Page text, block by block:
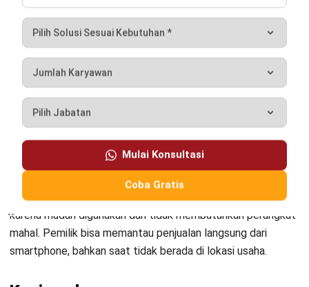
Mulai Konsultasi
Coba Gratis
3. Klinik atau Apotek
Cloud POS juga bermanfaat di bidang kesehatan. Saat
pasien membeli obat, sistem mencatat transaksi sekaligus
memperbarui stok obat di gudang. Pemilik apotek dapat
langsung melihat laporan penjualan harian dan kebutuhan
restok, tanpa harus melakukan pencatatan manual yang
4. Coffee Shop atau Kedai Kecil
Bisnis skala kecil seperti coffee shop memanfaatkan POS
karena mudah digunakan dan tidak membutuhkan perangkat
mahal. Pemilik bisa memantau penjualan langsung dari
smartphone, bahkan saat tidak berada di lokasi usaha.